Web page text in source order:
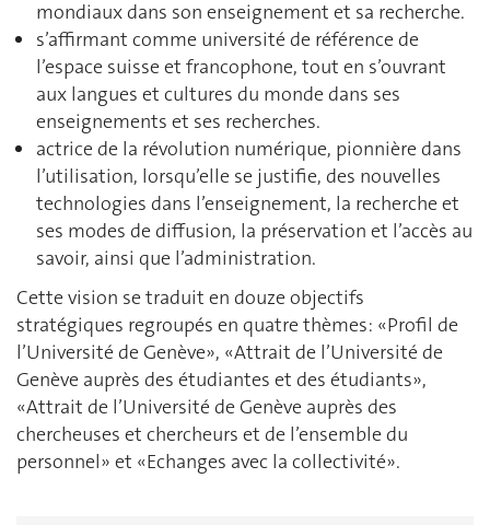
mondiaux dans son enseignement et sa recherche.
s’affirmant comme université de référence de
l’espace suisse et francophone, tout en s’ouvrant
aux langues et cultures du monde dans ses
enseignements et ses recherches.
actrice de la révolution numérique, pionnière dans
l’utilisation, lorsqu’elle se justifie, des nouvelles
technologies dans l’enseignement, la recherche et
ses modes de diffusion, la préservation et l’accès au
savoir, ainsi que l’administration.
Cette vision se traduit en douze objectifs
stratégiques regroupés en quatre thèmes: «Profil de
l’Université de Genève», «Attrait de l’Université de
Genève auprès des étudiantes et des étudiants»,
«Attrait de l’Université de Genève auprès des
chercheuses et chercheurs et de l’ensemble du
personnel» et «Echanges avec la collectivité».